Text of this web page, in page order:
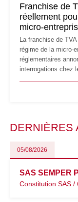
Franchise de
réellement
micro-
La franchise de
régime de la micro-
réglementaires
interrogations chez
facturation ou
DERNIÈRES
05/08/2026
SAS SEMPER
Constitution SAS /